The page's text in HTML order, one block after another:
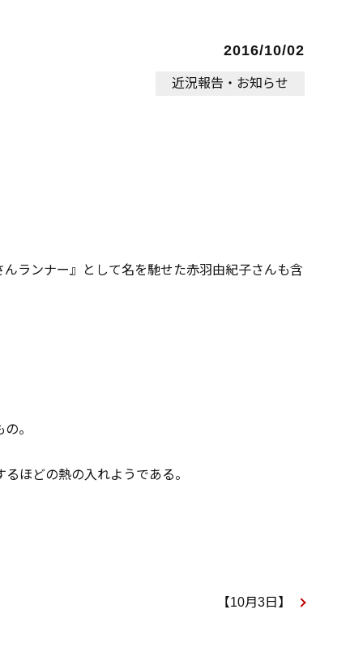
2016/10/02
近況報告・お知らせ
ランナー』として名を馳せた赤羽由紀子さんも含
。
ほどの熱の入れようである。
【10月3日】